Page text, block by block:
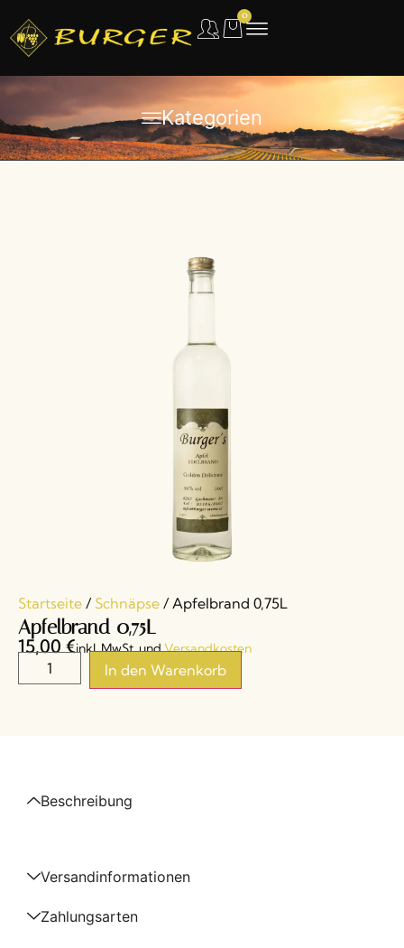
0
Kategorien
Startseite / Schnäpse / Apfelbrand 0,75L
Apfelbrand 0,75L
15,00 €inkl. MwSt. undVersandkosten
In den Warenkorb
Beschreibung
Versandinformationen
Zahlungsarten